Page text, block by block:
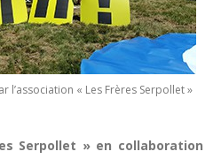
l’association « Les Frères Serpollet »
Serpollet » en collaboration